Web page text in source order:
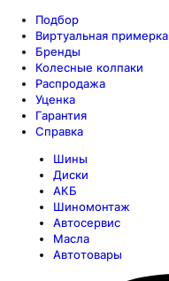
Подбор
Виртуальная примерка
Бренды
Колесные колпаки
Распродажа
Уценка
Гарантия
Справка
Шины
Диски
АКБ
Шиномонтаж
Автосервис
Масла
Автотовары